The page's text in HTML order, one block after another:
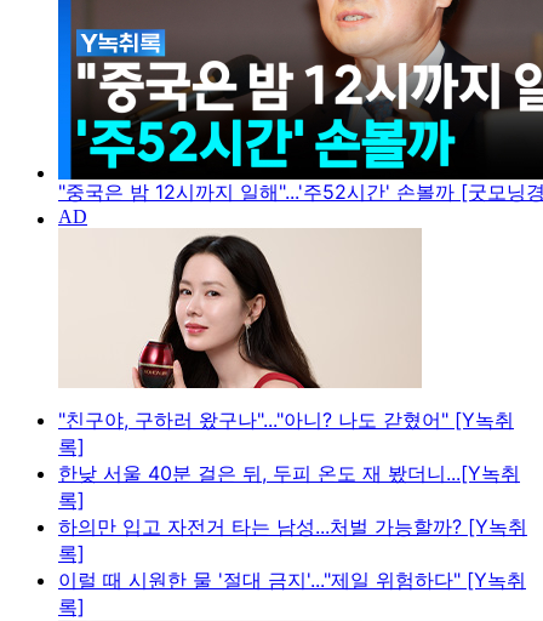
"중국은 밤 12시까지 일해"...'주52시간' 손볼까 [굿모닝
"친구야, 구하러 왔구나"..."아니? 나도 갇혔어" [Y녹취
록]
한낮 서울 40분 걸은 뒤, 두피 온도 재 봤더니...[Y녹취
록]
하의만 입고 자전거 타는 남성...처벌 가능할까? [Y녹취
록]
이럴 때 시원한 물 '절대 금지'..."제일 위험하다" [Y녹취
록]